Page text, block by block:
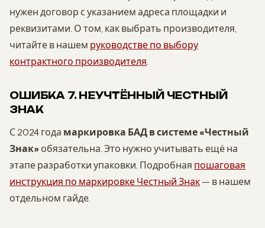
нужен договор с указанием адреса площадки и
реквизитами. О том, как выбрать производителя,
читайте в нашем руководстве по выбору
контрактного производителя.
ОШИБКА 7. НЕУЧТЁННЫЙ ЧЕСТНЫЙ
ЗНАК
С 2024 года маркировка БАД в системе «Честный
Знак» обязательна. Это нужно учитывать ещё на
этапе разработки упаковки. Подробная пошаговая
инструкция по маркировке Честный Знак — в нашем
отдельном гайде.